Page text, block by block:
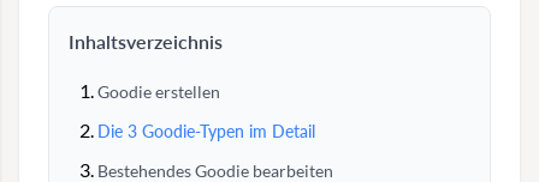
Inhaltsverzeichnis
Goodie erstellen
Die 3 Goodie-Typen im Detail
Bestehendes Goodie bearbeiten